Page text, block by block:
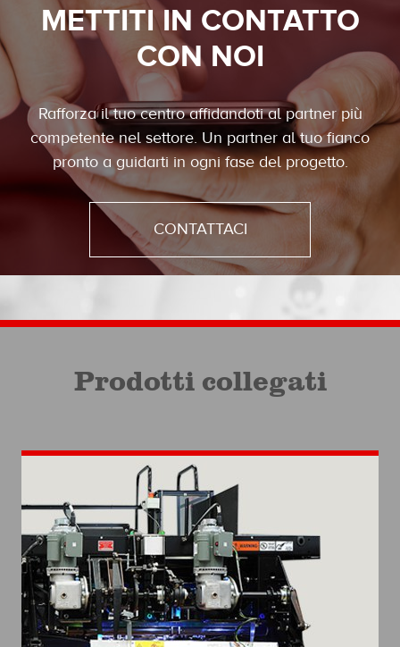
METTITI IN CONTATTO
CON NOI
Rafforza il tuo centro affidandoti al partner più
competente nel settore. Un partner al tuo fianco
pronto a guidarti in ogni fase del progetto.
CONTATTACI
Prodotti collegati